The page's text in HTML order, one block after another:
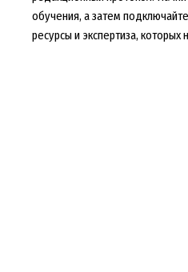
обучения, а затем
ресурсы и экспертиза, которых